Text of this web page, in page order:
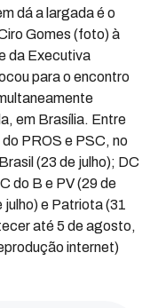
dá a largada é o
Gomes (foto) à
da Executiva
para o encontro
em Brasília. Entre
PROS e PSC, no
(23 de julho); DC
do B e PV (29 de
e Patriota (31
até 5 de agosto,
internet)